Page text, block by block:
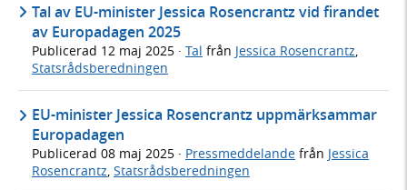
Tal av EU-minister Jessica Rosencrantz vid firandet
av Europadagen 2025
Publicerad 12 maj 2025 · Tal från Jessica Rosencrantz
Statsrådsberedningen
EU-minister Jessica Rosencrantz uppmärksammar
Europadagen
Publicerad 08 maj 2025 · Pressmeddelande från Jessica
Rosencrantz, Statsrådsberedningen